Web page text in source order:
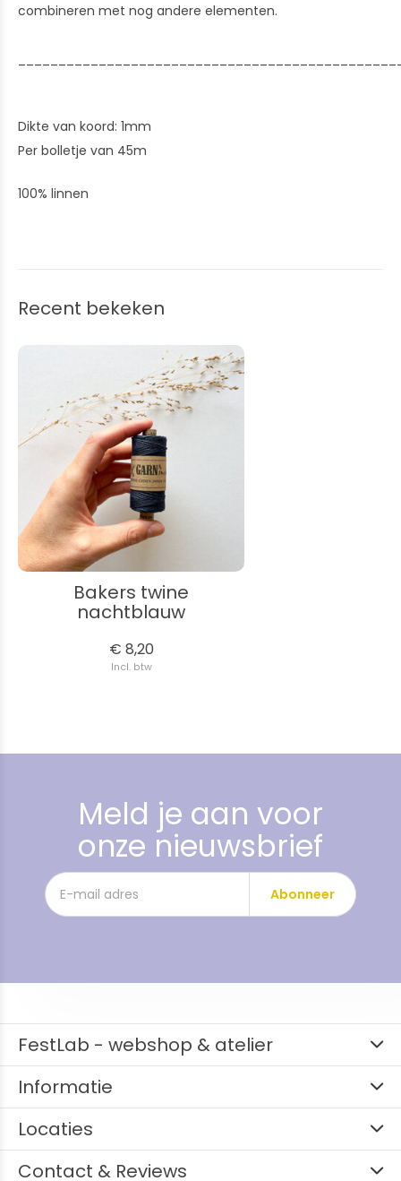
combineren met nog andere elementen.
Dikte van koord: 1mm
Per bolletje van 45m
100% linnen
Recent bekeken
Bakers twine
nachtblauw
€ 8,20
Incl. btw
Meld je aan voor
onze nieuwsbrief
Abonneer
FestLab - webshop & atelier
Informatie
Locaties
Contact & Reviews